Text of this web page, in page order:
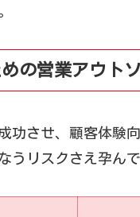
の営業アウト
功させ、顧客体験
うリスクさえ孕ん